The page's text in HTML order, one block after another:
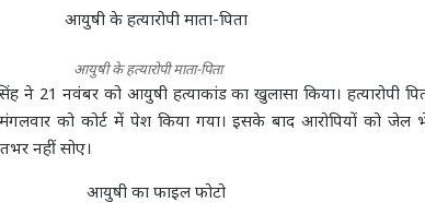
आयुषी के हत्यारोपी माता-पिता
ने 21 नवंबर को आयुषी हत्याकांड का खुलासा किया। हत्यारोपी
को कोर्ट में पेश किया गया। इसके बाद आरोपियों को जेल
नहीं सोए।